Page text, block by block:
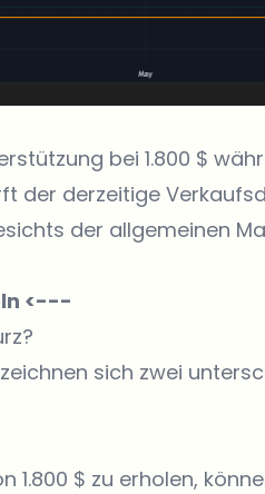
bei 1.800 $
der derzeitige
der allgemeinen
<---
sich zwei
1.800 $ zu erholen,